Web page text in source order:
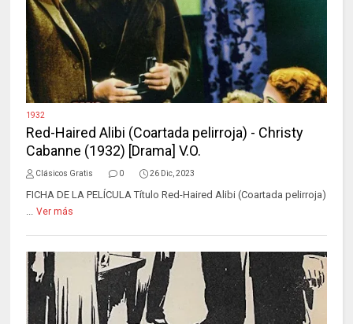
1932
Red-Haired Alibi (Coartada pelirroja) - Christy
Cabanne (1932) [Drama] V.O.
Clásicos Gratis 0 26 Dic, 2023
FICHA DE LA PELÍCULA Título Red-Haired Alibi (Coartada pelirroja)
... Ver más